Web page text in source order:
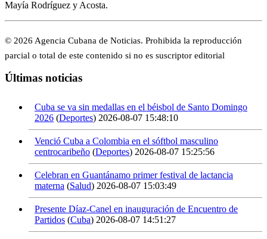
Mayía Rodríguez y Acosta.
© 2026 Agencia Cubana de Noticias. Prohibida la reproducción
parcial o total de este contenido si no es suscriptor editorial
Últimas noticias
Cuba se va sin medallas en el béisbol de Santo Domingo
2026 (Deportes) 2026-08-07 15:48:10
Venció Cuba a Colombia en el sóftbol masculino
centrocaribeño (Deportes) 2026-08-07 15:25:56
Celebran en Guantánamo primer festival de lactancia
materna (Salud) 2026-08-07 15:03:49
Presente Díaz-Canel en inauguración de Encuentro de
Partidos (Cuba) 2026-08-07 14:51:27